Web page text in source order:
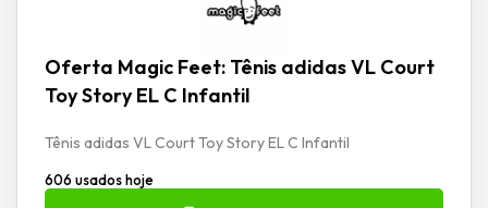
Oferta Magic Feet: Tênis adidas VL Court
Toy Story EL C Infantil
Tênis adidas VL Court Toy Story EL C Infantil
606 usados hoje